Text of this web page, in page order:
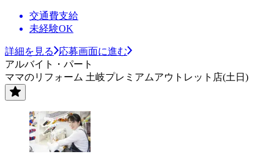
交通費支給
未経験OK
詳細を見る
応募画面に進む
アルバイト・パート
ママのリフォーム 土岐プレミアムアウトレット店(土日)